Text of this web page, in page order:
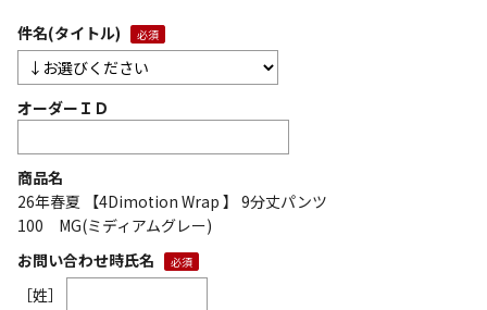
件名(タイトル)
オーダーＩＤ
商品名
26年春夏 【4Dimotion Wrap 】 9分丈パンツ
100 MG(ミディアムグレー)
お問い合わせ時氏名
［姓］